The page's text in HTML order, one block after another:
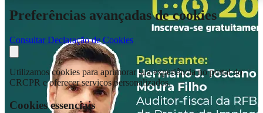
Preferências avançadas de cookies
Consultar Declaração de Cookies
Utilizamos cookies para aprimorar sua experiência no portal do
CRCPR e oferecer serviços personalizados.
Cookies essenciais